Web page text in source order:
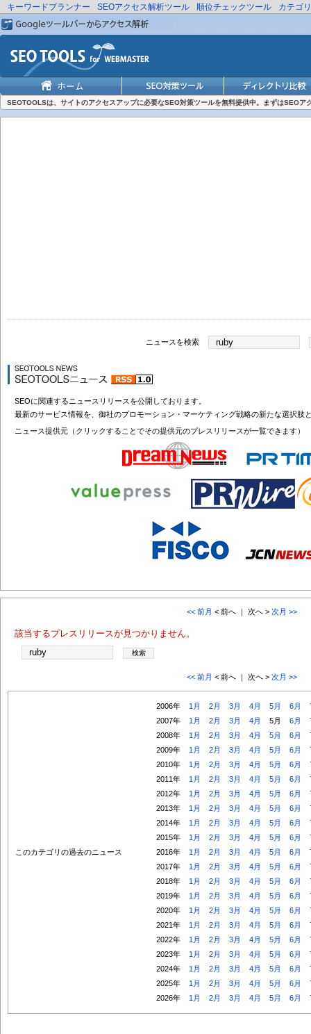
キーワードプランナー SEOアクセス解析ツール 順位チェックツール カテゴ
SEOTOOLSは、サイトのアクセスアップに必要なSEO対策ツールを無料提供中。まずはSEOア
ニュースを検索
SEOに関連するニュースリリースを公開しております。
最新のサービス情報を、御社のプロモーション・マーケティング戦略の新たな選択肢
ニュース提供元（クリックすることでその提供元のプレスリリースが一覧できます）
<< 前月 < 前へ ｜ 次へ > 次月 >>
該当するプレスリリースが見つかりません。
<< 前月 < 前へ ｜ 次へ > 次月 >>
このカテゴリの過去のニュース
2006年 1月 2月 3月 4月 5月 6月
2007年
1月 2月 3月 4月 5月 6月
2008年
1月 2月 3月 4月 5月 6月
2009年
1月 2月 3月 4月 5月 6月
2010年
1月 2月 3月 4月 5月 6月
2011年
1月 2月 3月 4月 5月 6月
2012年
1月 2月 3月 4月 5月 6月
2013年
1月 2月 3月 4月 5月 6月
2014年
1月 2月 3月 4月 5月 6月
2015年
1月 2月 3月 4月 5月 6月
2016年
1月 2月 3月 4月 5月 6月
2017年
1月 2月 3月 4月 5月 6月
2018年
1月 2月 3月 4月 5月 6月
2019年
1月 2月 3月 4月 5月 6月
2020年
1月 2月 3月 4月 5月 6月
2021年
1月 2月 3月 4月 5月 6月
2022年
1月 2月 3月 4月 5月 6月
2023年
1月 2月 3月 4月 5月 6月
2024年
1月 2月 3月 4月 5月 6月
2025年
1月 2月 3月 4月 5月 6月
2026年
1月 2月 3月 4月 5月 6月